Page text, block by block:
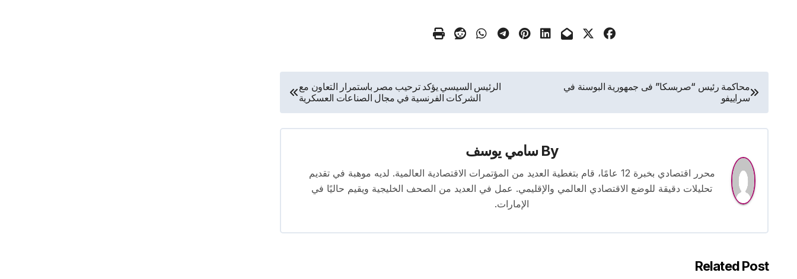
تصفّح
المقالات
محاكمة رئيس “صربسكا” فى جمهورية البوسنة في
سراييفو
الرئيس السيسي يؤكد ترحيب مصر باستمرار التعاون مع
الشركات الفرنسية في مجال الصناعات العسكرية
By سامي يوسف
محرر اقتصادي بخبرة 12 عامًا، قام بتغطية العديد من المؤتمرات الاقتصادية العالمية. لديه موهبة في تقديم
تحليلات دقيقة للوضع الاقتصادي العالمي والإقليمي. عمل في العديد من الصحف الخليجية ويقيم حاليًا في
الإمارات.
Related Post